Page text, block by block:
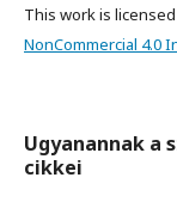
This work is
NonCommercial 4.0
Ugyanannak a
cikkei